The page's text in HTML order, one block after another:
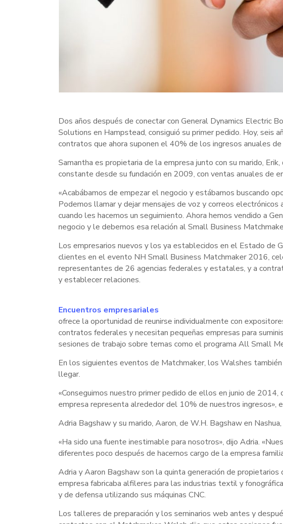
Dos años después de conectar con General Dynamics Electric
Solutions en Hampstead, consiguió su primer pedido. Hoy, seis
contratos que ahora suponen el 40% de los ingresos anuales
Samantha es propietaria de la empresa junto con su marido,
constante desde su fundación en 2009, con ventas anuales de
«Acabábamos de empezar el negocio y estábamos buscando
Podemos llamar y dejar mensajes de voz y correos
cuando les hacemos un seguimiento. Ahora hemos vendido a
negocio y le debemos esa relación al Small Business
Los empresarios nuevos y los ya establecidos en el Estado de
clientes en el evento NH Small Business Matchmaker 2016,
representantes de 26 agencias federales y estatales, y a
y establecer relaciones.
Encuentros empresariales
ofrece la oportunidad de reunirse individualmente con
contratos federales y necesitan pequeñas empresas para
sesiones de trabajo sobre temas como el programa All Small
En los siguientes eventos de Matchmaker, los Walshes
llegar.
«Conseguimos nuestro primer pedido de ellos en junio de
empresa representa alrededor del 10% de nuestros ingresos»,
Adria Bagshaw y su marido, Aaron, de W.H. Bagshaw en
«Ha sido una fuente inestimable para nosotros», dijo Adria.
diferentes poco después de hacernos cargo de la empresa
Adria y Aaron Bagshaw son la quinta generación de
empresa fabricaba alfileres para las industrias textil y
y de defensa utilizando sus máquinas CNC.
Los talleres de preparación y los seminarios web antes y